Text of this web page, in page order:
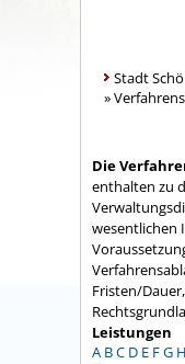
Stadt
»
Die
enthalten zu
wesentlichen
Fristen/
Leistungen
A BC D E FG H